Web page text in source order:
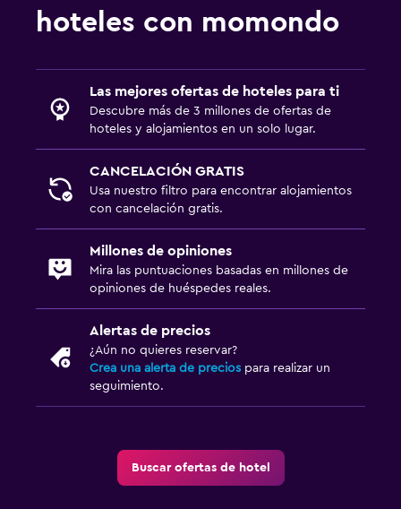
hoteles con momondo
Las mejores ofertas de hoteles para ti
Descubre más de 3 millones de ofertas de
hoteles y alojamientos en un solo lugar.
CANCELACIÓN GRATIS
Usa nuestro filtro para encontrar alojamientos
con cancelación gratis.
Millones de opiniones
Mira las puntuaciones basadas en millones de
opiniones de huéspedes reales.
Alertas de precios
¿Aún no quieres reservar?
Crea una alerta de precios para realizar un
seguimiento.
Buscar ofertas de hotel